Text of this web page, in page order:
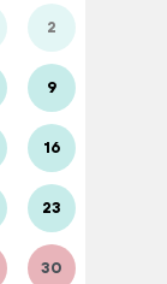
2
9
16
23
30